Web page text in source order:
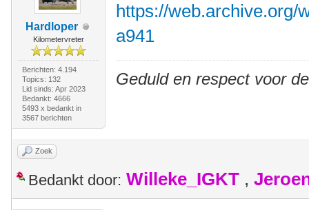
Hardloper
Kilometervreter
Berichten: 4.194
Topics: 132
Lid sinds: Apr 2023
Bedankt: 4666
5493 x bedankt in
3567 berichten
https://web.archive.org/
a941
Geduld en respect voor
Zoek
Bedankt door: Willeke_IGKT ,